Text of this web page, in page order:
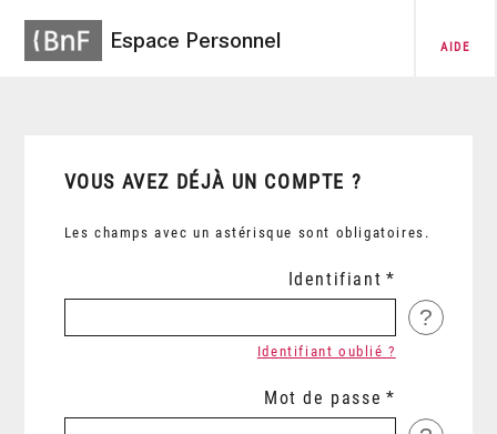
Espace Personnel AIDE
VOUS AVEZ DÉJÀ UN COMPTE ?
Les champs avec un astérisque sont obligatoires.
Identifiant
?
Identifiant oublié ?
Mot de passe